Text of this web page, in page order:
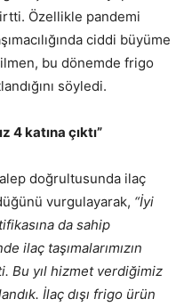
Özellikle pandemi
ciddi büyüme
bu dönemde frigo
söyledi.
4 katına çıktı”
doğrultusunda ilaç
vurgulayarak, “İyi
da sahip
ilaç taşımalarımızın
Bu yıl hizmet verdiğimiz
İlaç dışı frigo ürün